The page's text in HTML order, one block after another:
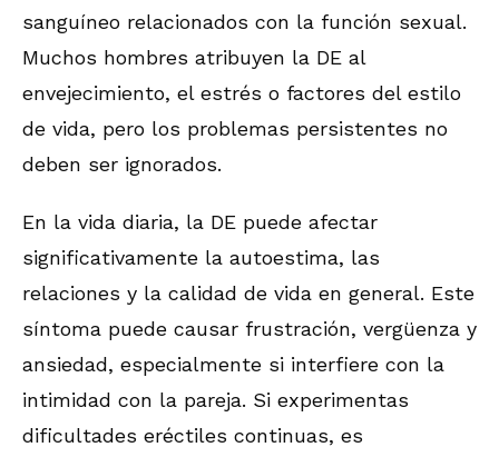
sanguíneo relacionados con la función sexual.
Muchos hombres atribuyen la DE al
envejecimiento, el estrés o factores del estilo
de vida, pero los problemas persistentes no
deben ser ignorados.
En la vida diaria, la DE puede afectar
significativamente la autoestima, las
relaciones y la calidad de vida en general. Este
síntoma puede causar frustración, vergüenza y
ansiedad, especialmente si interfiere con la
intimidad con la pareja. Si experimentas
dificultades eréctiles continuas, es